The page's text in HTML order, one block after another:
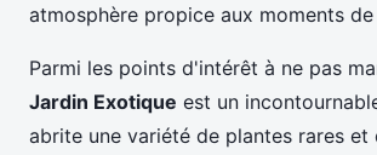
atmosphère propice aux moments
Parmi les points d'intérêt à ne pas
Jardin Exotique est un
abrite une variété de plantes rares et